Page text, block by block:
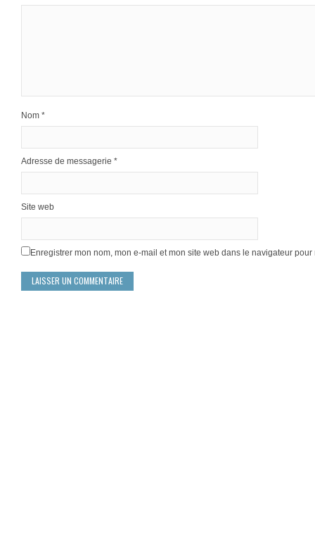
Nom *
Adresse de messagerie *
Site web
Enregistrer mon nom, mon e-mail et mon site web dans le navigateur